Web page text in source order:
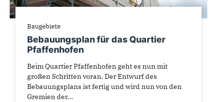
Baugebiete
Bebauungsplan für das Quartier
Pfaffenhofen
Beim Quartier Pfaffenhofen geht es nun mit
großen Schritten voran. Der Entwurf des
Bebauungsplans ist fertig und wird nun von den
Gremien der...